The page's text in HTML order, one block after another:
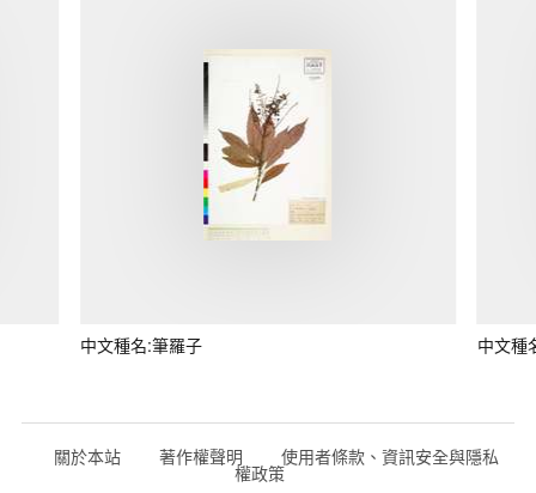
中文種名:筆羅子 中文種
關於本站 著作權聲明 使用者條款、資訊安全與隱私
權政策